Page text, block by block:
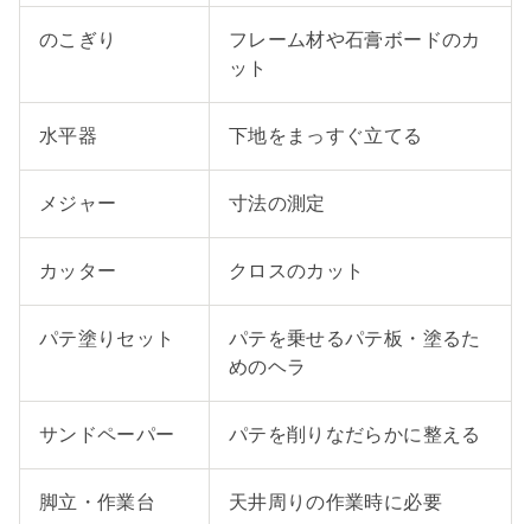
のこぎり
フレーム材や石膏ボードのカ
ット
水平器 下地をまっすぐ立てる
メジャー 寸法の測定
カッター クロスのカット
パテ塗りセット
パテを乗せるパテ板・塗るた
めのヘラ
サンドペーパー パテを削りなだらかに整える
脚立・作業台 天井周りの作業時に必要